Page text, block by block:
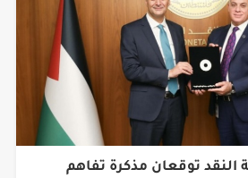
توقعان مذكرة تفاهم